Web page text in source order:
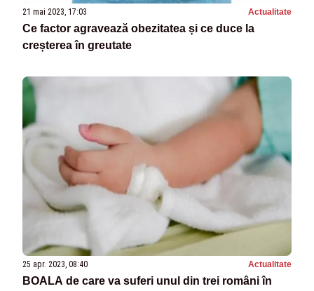
21 mai 2023, 17:03 Actualitate
Ce factor agravează obezitatea și ce duce la
creșterea în greutate
25 apr. 2023, 08:40 Actualitate
BOALA de care va suferi unul din trei români în